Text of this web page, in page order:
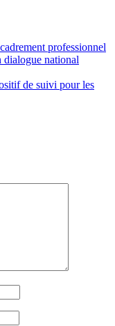
professionnel
dialogue national
de suivi pour les